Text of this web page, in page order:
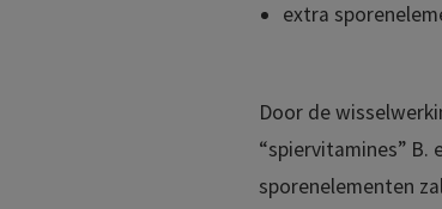
extra
Door de
“spiervitamines” B.
sporenelementen